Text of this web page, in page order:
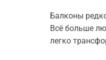
Балконы
Всё больше
легко